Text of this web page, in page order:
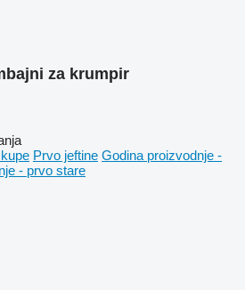
za krumpir
Prvo jeftine Godina proizvodnje -
- prvo stare